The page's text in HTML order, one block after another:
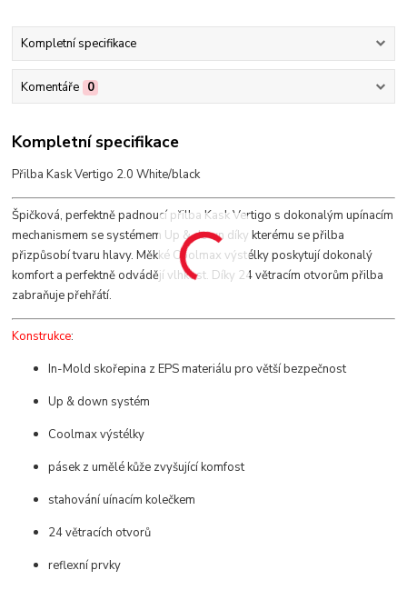
Kompletní specifikace
Komentáře 0
Kompletní specifikace
Přilba Kask Vertigo 2.0 White/black
Špičková, perfektně padnoucí přilba Kask Vertigo s dokonalým upínacím
mechanismem se systémem Up & down díky kterému se přilba
přizpůsobí tvaru hlavy. Měkké Coolmax výstélky poskytují dokonalý
komfort a perfektně odvádějí vlhkost. Díky 24 větracím otvorům přilba
zabraňuje přehřátí.
Konstrukce:
In-Mold skořepina z EPS materiálu pro větší bezpečnost
Up & down systém
Coolmax výstélky
pásek z umělé kůže zvyšující komfost
stahování uínacím kolečkem
24 větracích otvorů
reflexní prvky